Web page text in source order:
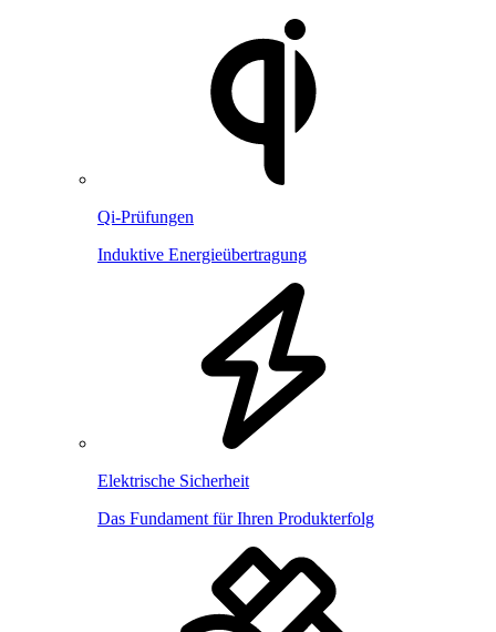
Qi-Prüfungen
Induktive Energieübertragung
Elektrische Sicherheit
Das Fundament für Ihren Produkterfolg